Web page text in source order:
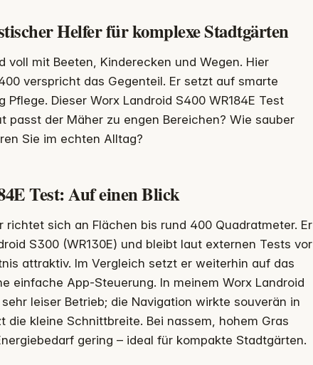
Helfer für komplexe Stadtgärten
voll mit Beeten, Kinderecken und Wegen. Hier
verspricht das Gegenteil. Er setzt auf smarte
Dieser Worx Landroid S400 WR184E Test
passt der Mäher zu engen Bereichen? Wie sauber
Sie im echten Alltag?
Test: Auf einen Blick
richtet sich an Flächen bis rund 400 Quadratmeter. Er
S300 (WR130E) und bleibt laut externen Tests vor
attraktiv. Im Vergleich setzt er weiterhin auf das
einfache App-Steuerung. In meinem Worx Landroid
leiser Betrieb; die Navigation wirkte souverän in
die kleine Schnittbreite. Bei nassem, hohem Gras
gering – ideal für kompakte Stadtgärten.